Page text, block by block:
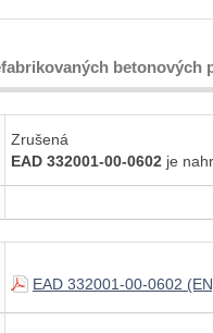
betonových
Zrušená
EAD 332001-00-0602 je
EAD 332001-00-0602